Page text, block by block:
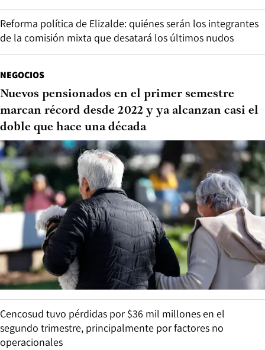
Reforma política de Elizalde: quiénes serán los integrantes
de la comisión mixta que desatará los últimos nudos
NEGOCIOS
Nuevos pensionados en el primer semestre
marcan récord desde 2022 y ya alcanzan casi el
doble que hace una década
Cencosud tuvo pérdidas por $36 mil millones en el
segundo trimestre, principalmente por factores no
operacionales